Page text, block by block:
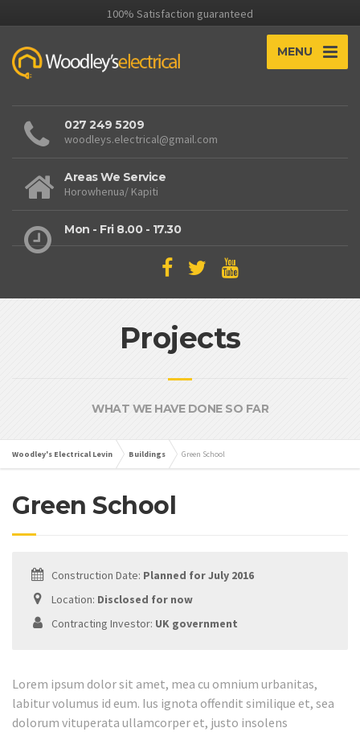
100% Satisfaction guaranteed
MENU
027 249 5209
woodleys.electrical@gmail.com
Areas We Service
Horowhenua/ Kapiti
Mon - Fri 8.00 - 17.30
Projects
WHAT WE HAVE DONE SO FAR
Woodley's Electrical Levin Buildings Green School
Green School
Construction Date: Planned for July 2016
Location: Disclosed for now
Contracting Investor: UK government
Lorem ipsum dolor sit amet, mea cu omnium urbanitas,
labitur volumus id eum. Ius ignota offendit similique et, sea
dolorum vituperata ullamcorper et, justo insolens